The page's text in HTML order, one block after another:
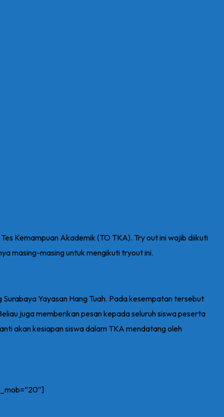
Kemampuan Akademik (TO TKA). Try out ini wajib diikuti
masing-masing untuk mengikuti tryout ini.
Yayasan Hang Tuah. Pada kesempatan tersebut
juga memberikan pesan kepada seluruh siswa peserta
akan kesiapan siswa dalam TKA mendatang oleh